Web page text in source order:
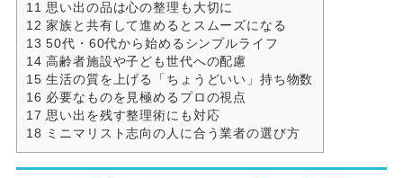
11 思い出の品は心の整理も大切に
12 家族と共有して進めるとスムーズになる
13 50代・60代から始めるシンプルライフ
14 高齢者施設や子ども世代への配慮
15 生活の質を上げる「ちょうどいい」持ち物数
16 必要なものを見極めるプロの視点
17 思い出を残す整理術にも対応
18 ミニマリスト志向の人に合う業者の選び方